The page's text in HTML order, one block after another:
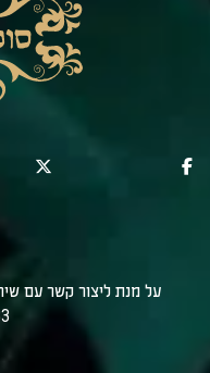
על מנת ליצור קשר עם